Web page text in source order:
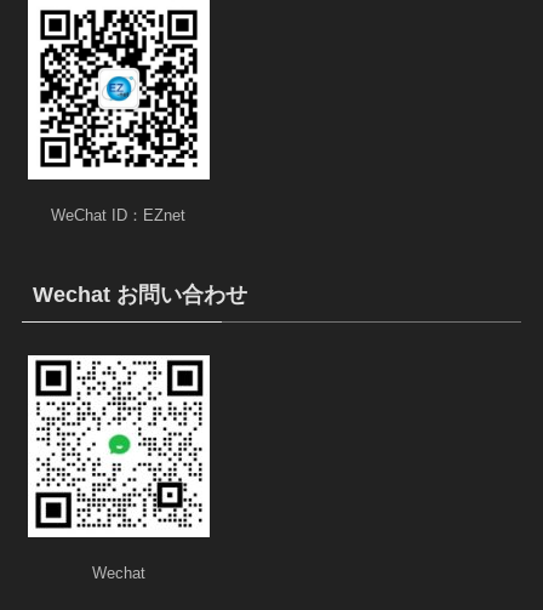
WeChat ID：EZnet
Wechat お問い合わせ
Wechat